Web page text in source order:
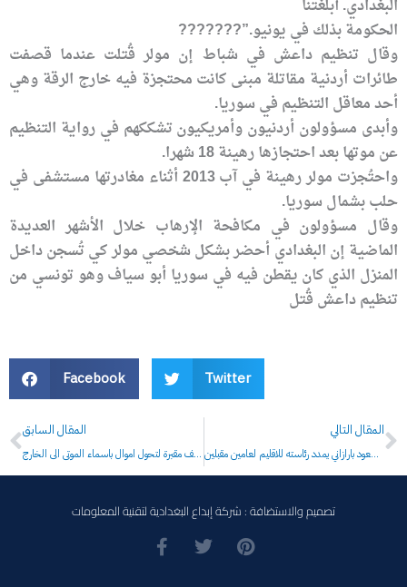
البغدادي. أبلغتنا
الحكومة بذلك في يونيو.”???????
وقال تنظيم داعش في شباط إن مولر قُتلت عندما قصفت
طائرات أردنية مقاتلة مبنى كانت محتجزة فيه خارج الرقة وهي
أحد معاقل التنظيم في سوريا.
وأبدى مسؤولون أردنيون وأمريكيون تشككهم في رواية التنظيم
عن موتها بعد احتجازها رهينة 18 شهرا.
واحتُجزت مولر رهينة في آب 2013 أثناء مغادرتها مستشفى في
حلب بشمال سوريا.
وقال مسؤولون في مكافحة الإرهاب خلال الأشهر العديدة
الماضية إن البغدادي أحضر بشكل شخصي مولر كي تُسجن داخل
المنزل الذي كان يقطن فيه في سوريا أبو سياف وهو تونسي من
تنظيم داعش قُتل
Facebook Twitter
Prev
المقال السابق
مصارف تشتري ارشيف مقبرة لتحول اموال باسماء الموتى الى الخارج
المقال التالي
مجلس شورى الطاغية مسعود بارازاني يمدد رئاسته للاقليم لعامين مقبلين
تصميم والاستضافة : شركة إبداع البغدادية لتقنية المعلومات
F
a
T P
i